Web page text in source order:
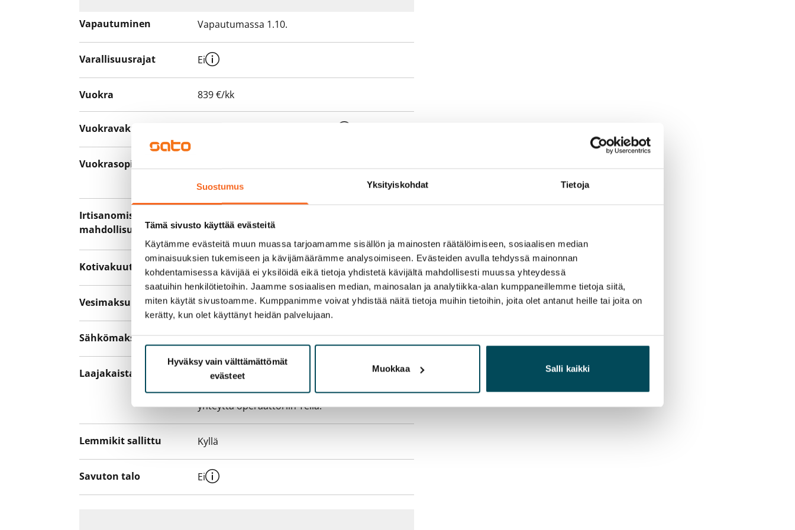
Suostumus Yksityiskohdat Tietoja
Tämä sivusto käyttää evästeitä
Käytämme evästeitä muun muassa tarjoamamme sisällön ja mainosten räätälöimiseen, sosiaalisen median
ominaisuuksien tukemiseen ja kävijämäärämme analysoimiseen. Evästeiden avulla tehdyssä mainonnan
kohdentamisessa kävijää ei yksilöidä eikä tietoja yhdistetä kävijältä mahdollisesti muussa yhteydessä
saatuihin henkilötietoihin. Jaamme sosiaalisen median, mainosalan ja analytiikka-alan kumppaneillemme tietoja siitä,
miten käytät sivustoamme. Kumppanimme voivat yhdistää näitä tietoja muihin tietoihin, joita olet antanut heille tai joita on
kerätty, kun olet käyttänyt heidän palvelujaan.
Hyväksy vain välttämättömät
evästeet
Muokkaa Salli kaikki
Vapautuminen Vapautumassa 1.10.
Varallisuusrajat Ei
Vuokra 839 €/kk
Vuokravakuus
Vuokrasopimus
asumisaika 12 kk
Irtisanomis­
mahdollisuus
sopimussakolla aiemmin
Kotivakuutus Pakollinen, ei sisälly vuokraan
Vesimaksu 27 €/hlö/kk
Sähkömaksu Vuokralainen solmii itse sähkösopimuksen.
Laajakaista
Vuokraan sisältyy 50 M laajakaistaliittymä. Voit
hankkia lisänopeutta etuhintaan ottamalla
yhteyttä operaattoriin Telia.
Lemmikit sallittu Kyllä
Savuton talo Ei